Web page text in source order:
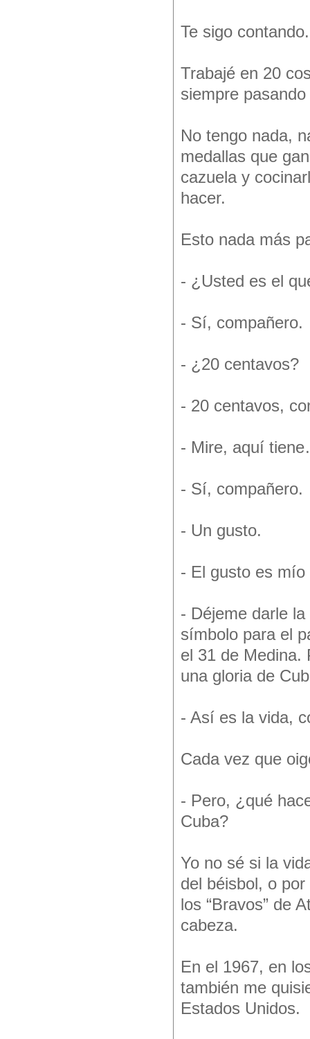
Te sigo
Trabajé en 20
siempre
No tengo nada,
medallas que
cazuela y
hacer.
Esto nada más
- ¿Usted es el
- Sí, compañero.
- ¿20 centavos?
- 20 centavos,
- Mire, aquí
- Sí, compañero.
- Un gusto.
- El gusto es mío
- Déjeme darle
símbolo para el
el 31 de Medina.
una gloria de
- Así es la vida,
Cada vez que
- Pero, ¿qué
Cuba?
Yo no sé si la
del béisbol, o
los “Bravos” de
cabeza.
En el 1967, en
también me
Estados Unidos.